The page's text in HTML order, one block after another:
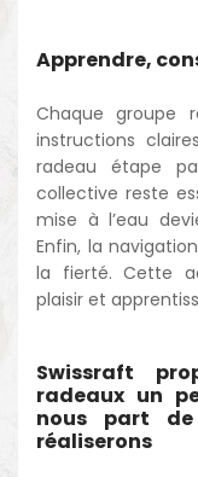
Apprendre,
Chaque groupe
instructions
radeau étape
collective reste
mise à l’eau
Enfin, la
la fierté. Cette
plaisir et
Swissraft
radeaux un
nous part
réaliserons